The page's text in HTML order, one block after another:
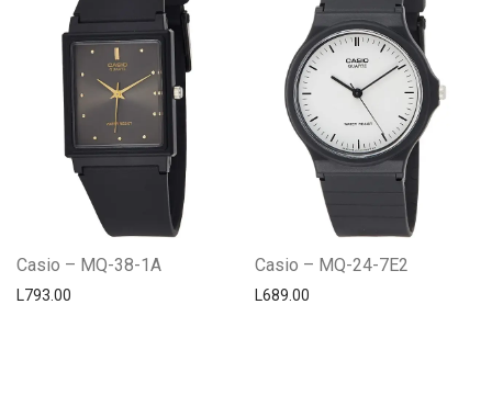
Casio – MQ-38-1A
L793.00
Casio – MQ-24-7E2
L689.00